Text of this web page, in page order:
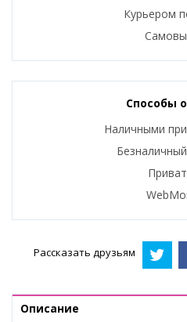
Курьером
Способы
Наличными
Рассказать друзьям
Описание